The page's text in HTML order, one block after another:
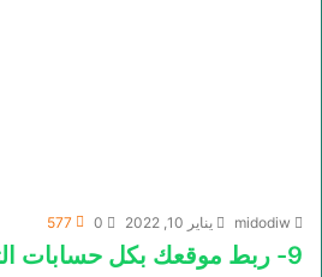
midodiw يناير 10, 2022 0
577
9- ربط موقعك بكل حسابات